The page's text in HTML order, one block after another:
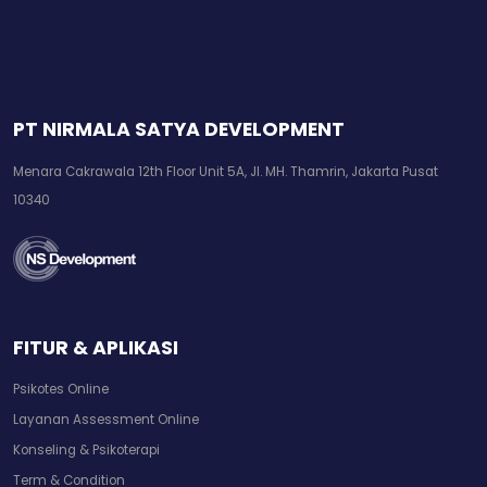
PT NIRMALA SATYA DEVELOPMENT
Menara Cakrawala 12th Floor Unit 5A, Jl. MH. Thamrin, Jakarta Pusat
10340
FITUR & APLIKASI
Psikotes Online
Layanan Assessment Online
Konseling & Psikoterapi
Term & Condition